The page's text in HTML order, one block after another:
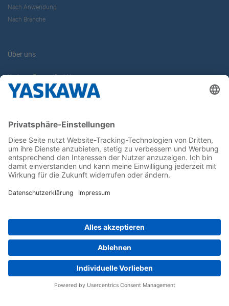
Nach Anwendung
Nach Branche
Über uns
Yaskawa Europe GmbH
Karriere
Newsletter
Follow us on...
Home Impressum Privacy
Cookie Choices
Whistleblowing
Yaskawa Europe GmbH